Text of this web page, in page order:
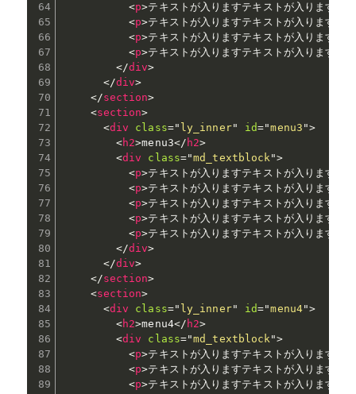
<p>テキストが入りますテキストが入りますテ
<p>テキストが入りますテキストが入りますテ
<p>テキストが入りますテキストが入りますテ
<p>テキストが入りますテキストが入りますテ
</div>
</div>
</section>
<section>
<div class=" ly_inner" id="menu3 ">
<h2>menu3</ h2>
<div class="md_textblock">
<p>テキストが入りますテキストが入りますテ
<p>テキストが入りますテキストが入りますテ
<p>テキストが入りますテキストが入りますテ
<p>テキストが入りますテキストが入りますテ
<p>テキストが入りますテキストが入りますテ
</div>
</div>
</section>
<section>
<div class=" ly_inner" id="menu4">
<h2>menu4</ h2>
<div class="md_textblock">
<p>テキストが入りますテキストが入りますテ
<p>テキストが入りますテキストが入りますテ
<p>テキストが入りますテキストが入りますテ